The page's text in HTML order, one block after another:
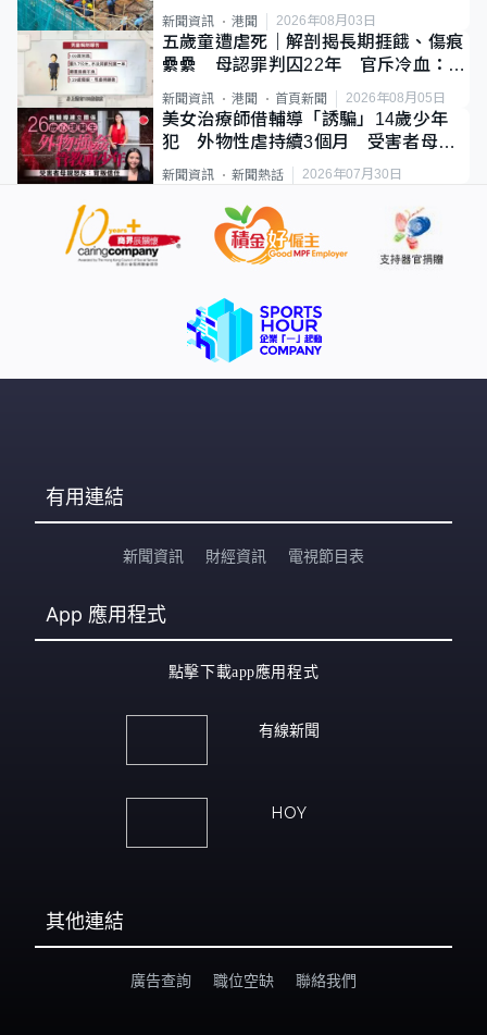
新聞資訊 港聞 2026年08月03日
五歲童遭虐死｜解剖揭長期捱餓、傷痕
纍纍 母認罪判囚22年 官斥冷血：同
類案最惡劣
新聞資訊 港聞 首頁新聞 2026年08月05日
美女治療師借輔導「誘騙」14歲少年
犯 外物性虐持續3個月 受害者母：
要保護其他人
新聞資訊 新聞熱話 2026年07月30日
有用連結
新聞資訊 財經資訊 電視節目表
App 應用程式
點擊下載app應用程式
有線新聞
HOY
其他連結
廣告查詢 職位空缺 聯絡我們